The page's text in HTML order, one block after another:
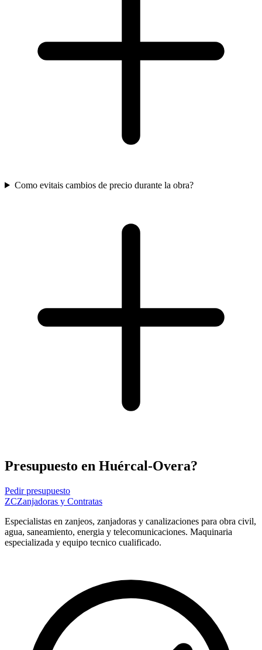
Como evitais cambios de precio durante la obra?
Presupuesto en Huércal-Overa?
Pedir presupuesto
ZCZanjadoras y Contratas
Especialistas en zanjeos, zanjadoras y canalizaciones para obra civil,
agua, saneamiento, energia y telecomunicaciones. Maquinaria
especializada y equipo tecnico cualificado.